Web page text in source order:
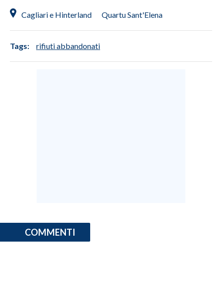
Cagliari e Hinterland Quartu Sant'Elena
Tags: rifiuti abbandonati
COMMENTI